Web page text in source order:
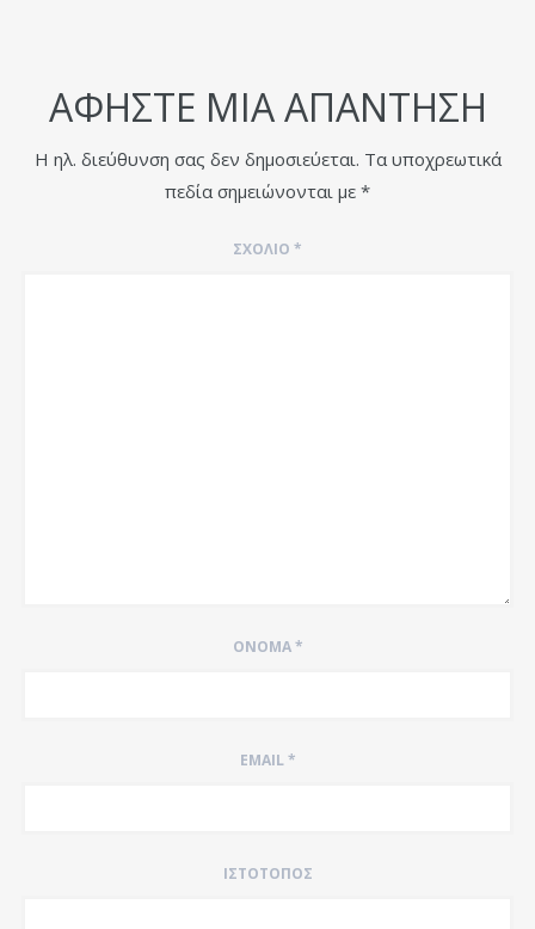
ΑΦΉΣΤΕ ΜΙΑ ΑΠΆΝΤΗΣΗ
Η ηλ. διεύθυνση σας δεν δημοσιεύεται. Τα υποχρεωτικά
πεδία σημειώνονται με *
ΣΧΌΛΙΟ *
ΌΝΟΜΑ*
EMAIL*
ΙΣΤΌΤΟΠΟΣ